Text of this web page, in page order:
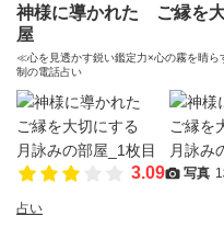
神様に導かれた ご縁を
屋
≪心を見透かす鋭い鑑定力×心の霧を晴
制の電話占い
3.09 写真
占い